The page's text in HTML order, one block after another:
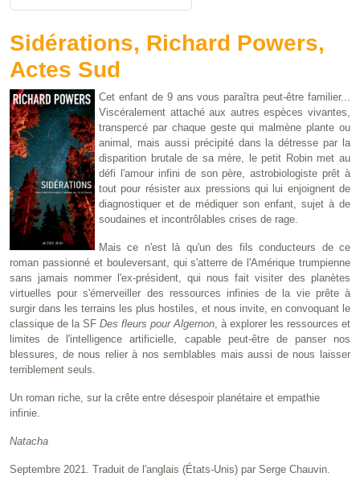
Sidérations, Richard Powers,
Actes Sud
Cet enfant de 9 ans vous paraîtra peut-être familier...
Viscéralement attaché aux autres espèces vivantes,
transpercé par chaque geste qui malmène plante ou
animal, mais aussi précipité dans la détresse par la
disparition brutale de sa mère, le petit Robin met au
défi l'amour infini de son père, astrobiologiste prêt à
tout pour résister aux pressions qui lui enjoignent de
diagnostiquer et de médiquer son enfant, sujet à de
soudaines et incontrôlables crises de rage.
Mais ce n'est là qu'un des fils conducteurs de ce
roman passionné et bouleversant, qui s'atterre de l'Amérique trumpienne
sans jamais nommer l'ex-président, qui nous fait visiter des planètes
virtuelles pour s'émerveiller des ressources infinies de la vie prête à
surgir dans les terrains les plus hostiles, et nous invite, en convoquant le
classique de la SF Des fleurs pour Algernon, à explorer les ressources et
limites de l'intelligence artificielle, capable peut-être de panser nos
blessures, de nous relier à nos semblables mais aussi de nous laisser
terriblement seuls.
Un roman riche, sur la crête entre désespoir planétaire et empathie
infinie.
Natacha
Septembre 2021. Traduit de l'anglais (États-Unis) par Serge Chauvin.